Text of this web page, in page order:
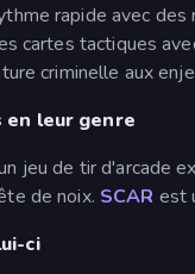
rapide avec
cartes tactiques
criminelle aux
en leur genre
jeu de tir d'arcade
de noix. SCAR est
ci